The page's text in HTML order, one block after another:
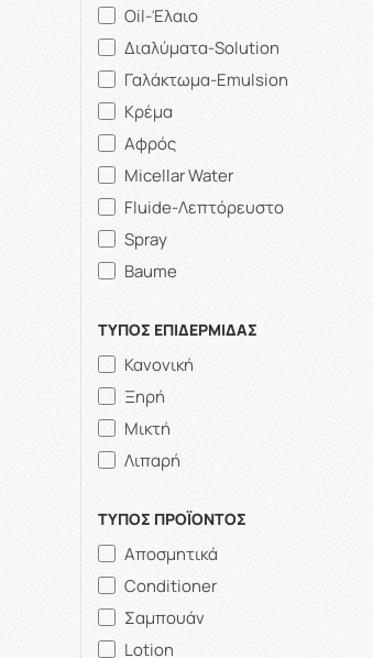
Oil-Έλαιο
Διαλύματα-Solution
Γαλάκτωμα-Emulsion
Κρέμα
Αφρός
Micellar Water
Fluide-Λεπτόρευστο
Spray
Baume
ΤΥΠΟΣ ΕΠΙΔΕΡΜΙΔΑΣ
Κανονική
Ξηρή
Μικτή
Λιπαρή
ΤΥΠΟΣ ΠΡΟΪΟΝΤΟΣ
Αποσμητικά
Conditioner
Σαμπουάν
Lotion